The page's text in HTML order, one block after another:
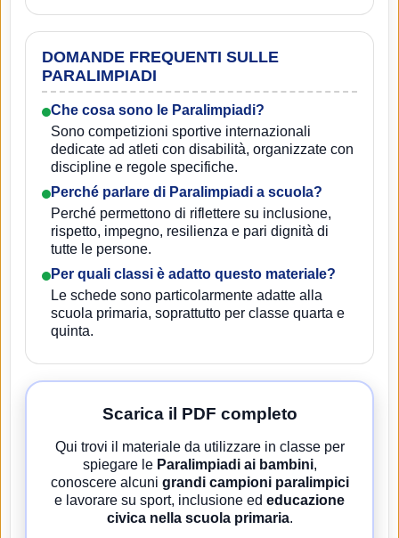
DOMANDE FREQUENTI SULLE
PARALIMPIADI
Che cosa sono le Paralimpiadi?
Sono competizioni sportive internazionali
dedicate ad atleti con disabilità, organizzate con
discipline e regole specifiche.
Perché parlare di Paralimpiadi a scuola?
Perché permettono di riflettere su inclusione,
rispetto, impegno, resilienza e pari dignità di
tutte le persone.
Per quali classi è adatto questo materiale?
Le schede sono particolarmente adatte alla
scuola primaria, soprattutto per classe quarta e
quinta.
Scarica il PDF completo
Qui trovi il materiale da utilizzare in classe per
spiegare le Paralimpiadi ai bambini,
conoscere alcuni grandi campioni paralimpici
e lavorare su sport, inclusione ed educazione
civica nella scuola primaria.